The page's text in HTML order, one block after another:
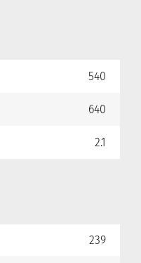
540
640
2.1
239